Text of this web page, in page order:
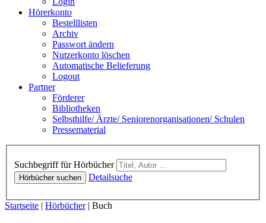
Hörerkonto
Bestelllisten
Archiv
Passwort ändern
Nutzerkonto löschen
Automatische Belieferung
Logout
Partner
Förderer
Bibliotheken
Selbsthilfe/ Ärzte/ Seniorenorganisationen/ Schulen
Pressematerial
Suchbegriff für Hörbücher
Hörbücher suchen Detailsuche
Sie sind hier:
Startseite | Hörbücher| Buch